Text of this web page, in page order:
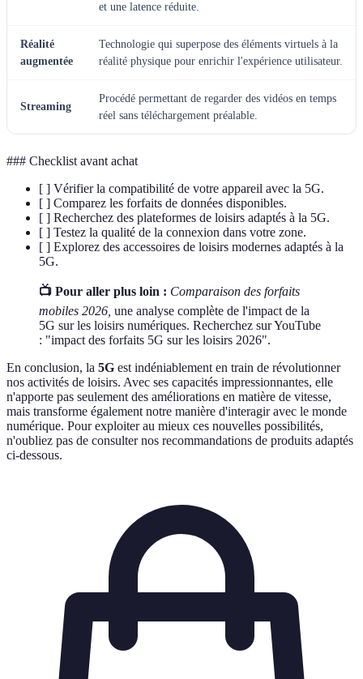
et une latence réduite.
Réalité
augmentée
Technologie qui superpose des éléments virtuels à la
réalité physique pour enrichir l'expérience utilisateur.
Streaming
Procédé permettant de regarder des vidéos en temps
réel sans téléchargement préalable.
### Checklist avant achat
[ ] Vérifier la compatibilité de votre appareil avec la 5G.
[ ] Comparez les forfaits de données disponibles.
[ ] Recherchez des plateformes de loisirs adaptés à la 5G.
[ ] Testez la qualité de la connexion dans votre zone.
[ ] Explorez des accessoires de loisirs modernes adaptés à la
5G.
📺 Pour aller plus loin : Comparaison des forfaits
mobiles 2026, une analyse complète de l'impact de la
5G sur les loisirs numériques. Recherchez sur YouTube
: "impact des forfaits 5G sur les loisirs 2026".
En conclusion, la 5G est indéniablement en train de révolutionner
nos activités de loisirs. Avec ses capacités impressionnantes, elle
n'apporte pas seulement des améliorations en matière de vitesse,
mais transforme également notre manière d'interagir avec le monde
numérique. Pour exploiter au mieux ces nouvelles possibilités,
n'oubliez pas de consulter nos recommandations de produits adaptés
ci-dessous.